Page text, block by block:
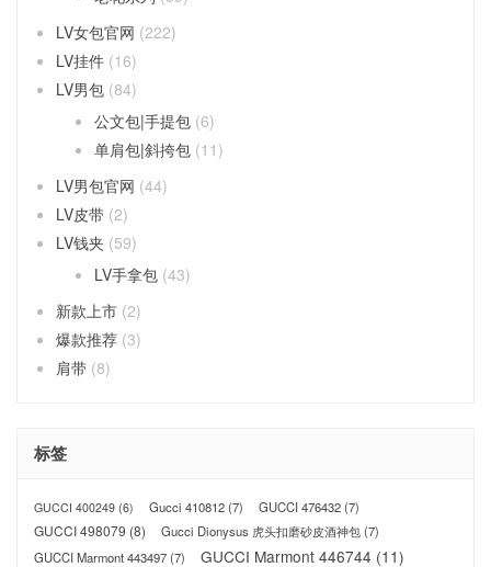
LV女包官网 (222)
LV挂件 (16)
LV男包 (84)
公文包|手提包 (6)
单肩包|斜挎包 (11)
LV男包官网 (44)
LV皮带 (2)
LV钱夹 (59)
LV手拿包 (43)
新款上市 (2)
爆款推荐 (3)
肩带 (8)
标签
GUCCI 400249 (6) Gucci 410812(7) GUCCI 476432(7)
GUCCI 498079 (8) Gucci Dionysus 虎头扣磨砂皮酒神包(7)
GUCCI Marmont 443497(7) GUCCI Marmont 446744 (11)